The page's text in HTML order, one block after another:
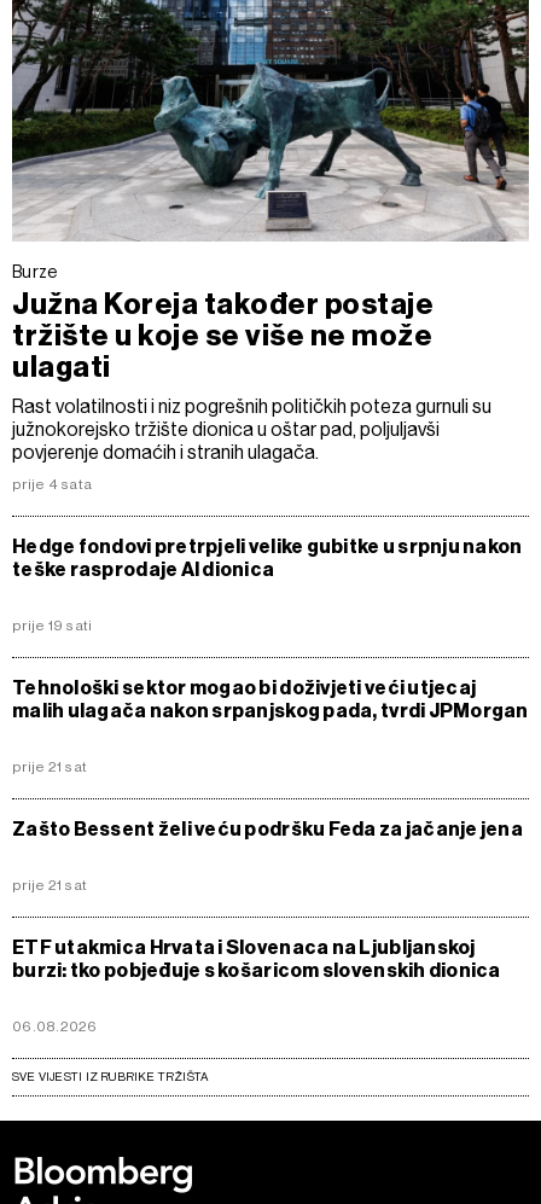
Burze
Južna Koreja također postaje
tržište u koje se više ne može
ulagati
Rast volatilnosti i niz pogrešnih političkih poteza gurnuli su
južnokorejsko tržište dionica u oštar pad, poljuljavši
povjerenje domaćih i stranih ulagača.
prije 4 sata
Hedge fondovi pretrpjeli velike gubitke u srpnju nakon
teške rasprodaje AI dionica
prije 19 sati
Tehnološki sektor mogao bi doživjeti veći utjecaj
malih ulagača nakon srpanjskog pada, tvrdi JPMorgan
prije 21 sat
Zašto Bessent želi veću podršku Feda za jačanje jena
prije 21 sat
ETF utakmica Hrvata i Slovenaca na Ljubljanskoj
burzi: tko pobjeđuje s košaricom slovenskih dionica
06.08.2026
SVE VIJESTI IZ RUBRIKE TRŽIŠTA